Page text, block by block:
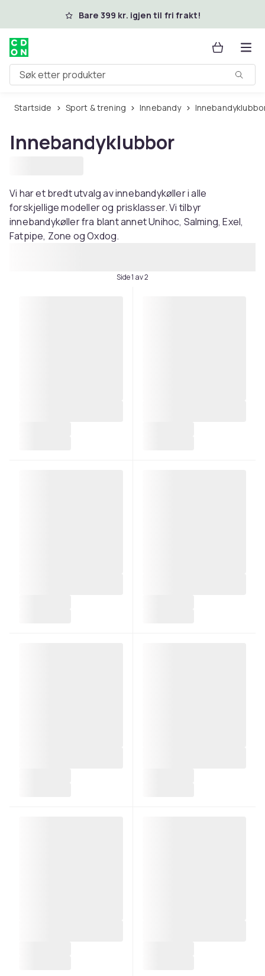
Hopp til hovedinnholdBare 399 kr. igjen til fri frakt!
Søk etter produkter
Startside Sport & trening Innebandy
Innebandyklubbor
Vi har et bredt utvalg av innebandykøller i alle
forskjellige modeller og prisklasser. Vi tilbyr
innebandykøller fra blant annet Unihoc, Salming, Exel,
Fatpipe, Zone og Oxdog.
Side 1 av 2